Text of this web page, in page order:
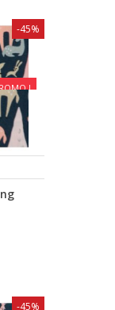
!
-45%
-45%